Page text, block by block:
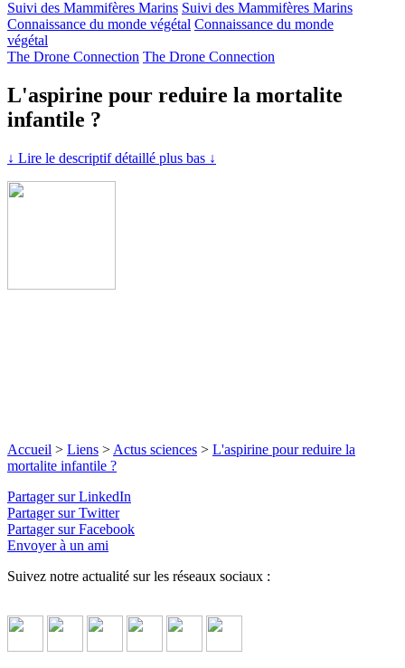
Suivi des Mammifères Marins Suivi des Mammifères Marins
Connaissance du monde végétal Connaissance du monde
végétal
The Drone Connection The Drone Connection
L'aspirine pour reduire la mortalite
infantile ?
↓ Lire le descriptif détaillé plus bas ↓
Accueil > Liens > Actus sciences > L'aspirine pour reduire la
mortalite infantile ?
Partager sur LinkedIn
Partager sur Twitter
Partager sur Facebook
Envoyer à un ami
Suivez notre actualité sur les réseaux sociaux :